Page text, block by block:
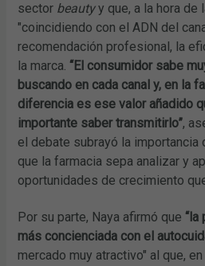
sector beautyy que, a la hora de
"coincidiendo con el ADN del
recomendación profesional, la
la marca. “El consumidor sabe
buscando en cada canal y, en la
diferencia es ese valor añadido
importante saber transmitirlo”,
el debate subrayó la importancia
que la farmacia sepa analizar y
oportunidades de crecimiento
Por su parte, Naya afirmó que “la
más concienciada con el
mercado muy atractivo" al que,